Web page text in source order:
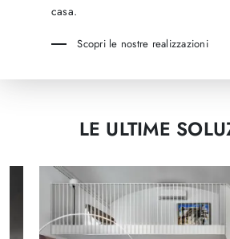
casa.
Scopri le nostre realizzazioni
LE ULTIME